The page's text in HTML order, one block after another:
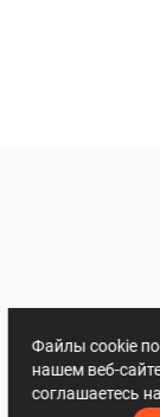
Файлы cookie
нашем веб-
соглашаетесь